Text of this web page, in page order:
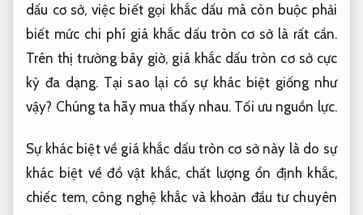
dấu cơ sở, việc biết gọi khắc dấu mà còn buộc phải
biết mức chi phí giá khắc dấu tròn cơ sở là rất cần.
Trên thị trường bây giờ, giá khắc dấu tròn cơ sở cực
kỳ đa dạng. Tại sao lại có sự khác biệt giống như
vậy? Chúng ta hãy mua thấy nhau. Tối ưu nguồn lực.
Sự khác biệt về giá khắc dấu tròn cơ sở này là do sự
khác biệt về đồ vật khắc, chất lượng ổn định khắc,
chiếc tem, công nghệ khắc và khoản đầu tư chuyên